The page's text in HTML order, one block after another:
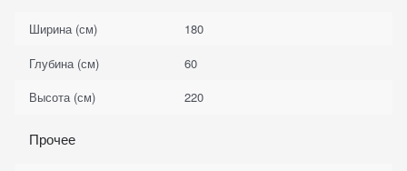
Ширина (см)
180
Глубина (см)
60
Высота (см)
220
Прочее